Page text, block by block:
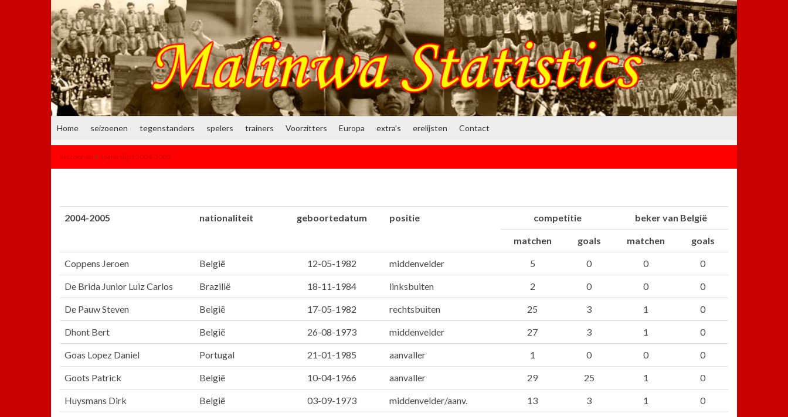
Home seizoenen tegenstanders spelers trainers Voorzitters Europa extra’s erelijsten Contact
seizoenen > spelerslijst 2004-2005
2004-2005 nationaliteit geboortedatum positie competitie beker van België
matchen goals matchen goals
Coppens Jeroen België 12-05-1982 middenvelder 5 0 0 0
De Brida Junior Luiz Carlos Brazilië 18-11-1984 linksbuiten 2 0 0 0
De Pauw Steven België 17-05-1982 rechtsbuiten 25 3 1 0
Dhont Bert België 26-08-1973 middenvelder 27 3 1 0
Goas Lopez Daniel Portugal 21-01-1985 aanvaller 1 0 0 0
Goots Patrick België 10-04-1966 aanvaller 29 25 1 0
Huysmans Dirk België 03-09-1973 middenvelder/aanv. 13 3 1 0